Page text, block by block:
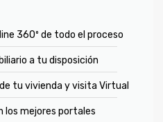
360º de todo el proceso
a tu disposición
tu vivienda y visita Virtual
los mejores portales